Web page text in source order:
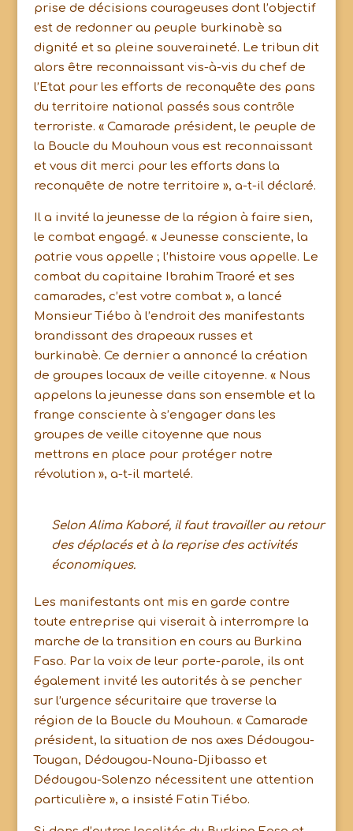
prise de décisions courageuses dont l’objectif
est de redonner au peuple burkinabè sa
dignité et sa pleine souveraineté. Le tribun dit
alors être reconnaissant vis-à-vis du chef de
l’Etat pour les efforts de reconquête des pans
du territoire national passés sous contrôle
terroriste. « Camarade président, le peuple de
la Boucle du Mouhoun vous est reconnaissant
et vous dit merci pour les efforts dans la
reconquête de notre territoire », a-t-il déclaré.
Il a invité la jeunesse de la région à faire sien,
le combat engagé. « Jeunesse consciente, la
patrie vous appelle ; l’histoire vous appelle. Le
combat du capitaine Ibrahim Traoré et ses
camarades, c’est votre combat », a lancé
Monsieur Tiébo à l’endroit des manifestants
brandissant des drapeaux russes et
burkinabè. Ce dernier a annoncé la création
de groupes locaux de veille citoyenne. « Nous
appelons la jeunesse dans son ensemble et la
frange consciente à s’engager dans les
groupes de veille citoyenne que nous
mettrons en place pour protéger notre
révolution », a-t-il martelé.
Selon Alima Kaboré, il faut travailler au retour
des déplacés et à la reprise des activités
économiques.
Les manifestants ont mis en garde contre
toute entreprise qui viserait à interrompre la
marche de la transition en cours au Burkina
Faso. Par la voix de leur porte-parole, ils ont
également invité les autorités à se pencher
sur l’urgence sécuritaire que traverse la
région de la Boucle du Mouhoun. « Camarade
président, la situation de nos axes Dédougou-
Tougan, Dédougou-Nouna-Djibasso et
Dédougou-Solenzo nécessitent une attention
particulière », a insisté Fatin Tiébo.